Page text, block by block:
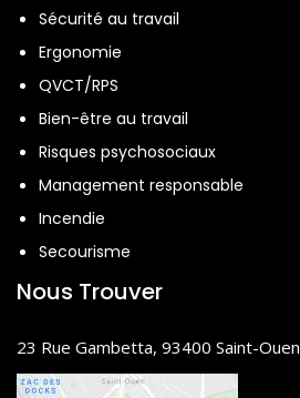
Sécurité au travail
Ergonomie
QVCT/RPS
Bien-être au travail
Risques psychosociaux
Management responsable
Incendie
Secourisme
Nous Trouver
23 Rue Gambetta, 93400 Saint-Ouen